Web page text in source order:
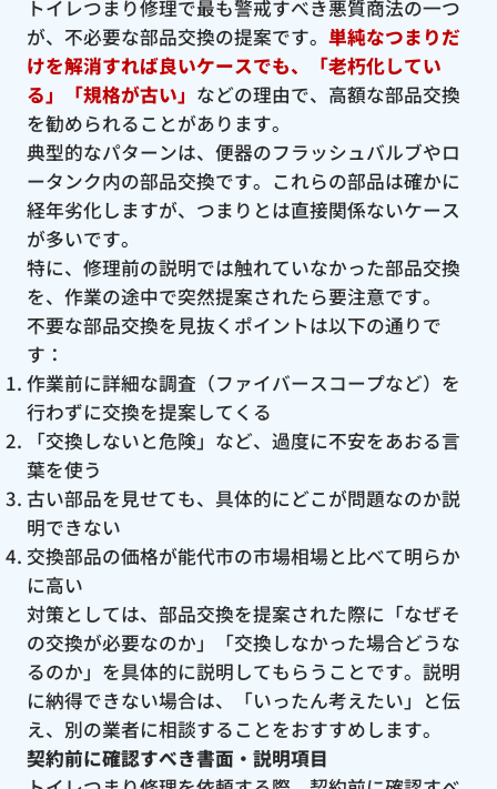
トイレつまり修理で最も警戒すべき悪質商法の一つ
が、不必要な部品交換の提案です。 単純なつまりだ
けを解消すれば良いケースでも、「老朽化してい
る」「規格が古い」 などの理由で、高額な部品交換
を勧められることがあります。
典型的なパターンは、便器のフラッシュバルブやロ
ータンク内の部品交換です。これらの部品は確かに
経年劣化しますが、つまりとは直接関係ないケース
が多いです。
特に、修理前の説明では触れていなかった部品交換
を、作業の途中で突然提案されたら要注意です。
不要な部品交換を見抜くポイントは以下の通りで
す：
作業前に詳細な調査（ファイバースコープなど）を
行わずに交換を提案してくる
「交換しないと危険」など、過度に不安をあおる言
葉を使う
古い部品を見せても、具体的にどこが問題なのか説
明できない
交換部品の価格が能代市の市場相場と比べて明らか
に高い
対策としては、部品交換を提案された際に「なぜそ
の交換が必要なのか」「交換しなかった場合どうな
るのか」を具体的に説明してもらうことです。説明
に納得できない場合は、「いったん考えたい」と伝
え、別の業者に相談することをおすすめします。
契約前に確認すべき書面・説明項目